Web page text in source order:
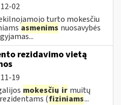
02
turto mokesčiu
asmenims nuosavybės
rezidavimo vietą
19
mokesčių ir muitų
(fiziniams...